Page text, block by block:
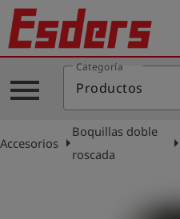
Productos
Blog
Aplicaciones
menu
Categoría
Productos
Accesorios arrow_right
Boquillas doble
roscada
arrow_right